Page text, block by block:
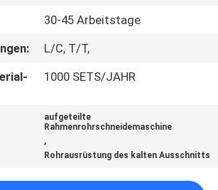
30-45 Arbeitstage
L/C, T/T,
1000 SETS/JAHR
aufgeteilte
Rahmenrohrschneidemaschine
,
Rohrausrüstung des kalten Ausschnitts